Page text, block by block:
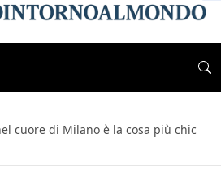
cuore di Milano è la cosa più chic